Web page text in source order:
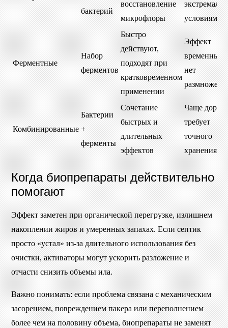
бактерий
восстановление
микрофлоры
условиям
Ферментные
Набор
ферментов
Быстро
действуют,
подходят при
кратковременном
применении
Эффект
временный,
нет
Комбинированные
Бактерии
+
ферменты
Сочетание
быстрых и
длительных
эффектов
Чаще
требует
точного
хранения
Когда биопрепараты действительно
помогают
Эффект заметен при органической перегрузке, излишнем
накоплении жиров и умеренных запахах. Если септик
просто «устал» из-за длительного использования без
очистки, активаторы могут ускорить разложение и
отчасти снизить объемы ила.
Важно понимать: если проблема связана с механическим
засорением, повреждением пакера или переполнением
более чем на половину объема, биопрепараты не заменят